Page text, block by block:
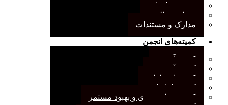
صورت‌جلسات
همیاری مالی
مدارک و مستندات
کمیته‌های انجمن
کمیته آرشیو
کمیته آموزش
کمیته انتشارات
کمیته بازاریابی
کمیته برنامه‌ریزی و بهبود مستمر